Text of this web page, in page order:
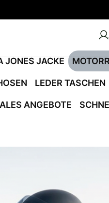
JONES JACKE
LEDER TASCHEN
ANGEBOTE